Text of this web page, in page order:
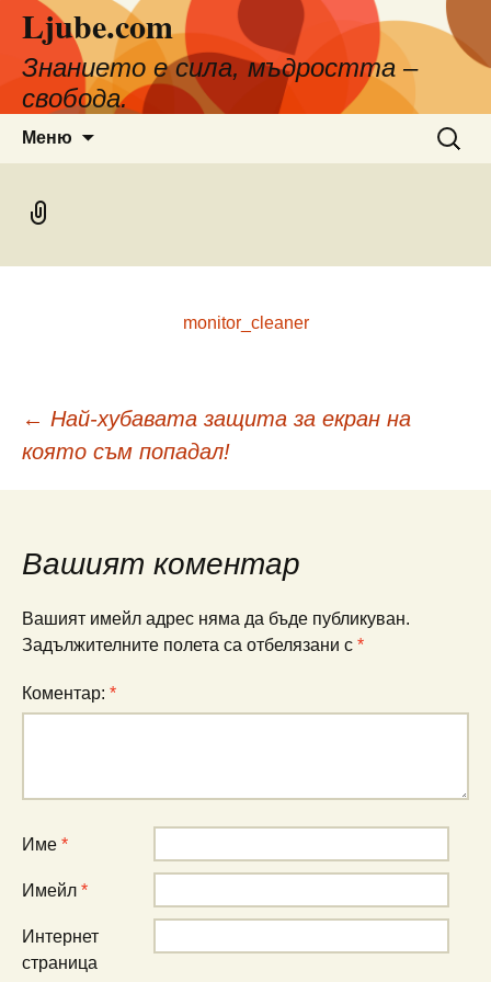
съдържанието
Ljube.com
Знанието е сила, мъдростта –
свобода.
Меню
за:
monitor_cleaner
Навигация
в
публикациите
← Най-хубавата защита за екран на
която съм попадал!
Вашият коментар
Вашият имейл адрес няма да бъде публикуван.
Задължителните полета са отбелязани с *
Коментар: *
Име *
Имейл *
Интернет
страница